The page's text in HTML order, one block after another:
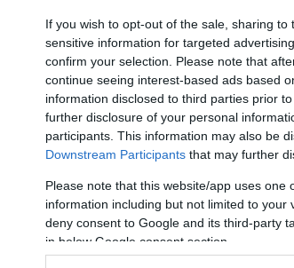
If you wish to opt-out of the sale, sharing
sensitive information for targeted
confirm your selection. Please note that
continue seeing interest-based ads based
information disclosed to third parties prior
further disclosure of your personal
participants. This information may also be
Downstream Participants that may further
Please note that this website/app uses
information including but not limited to
deny consent to Google and its third-party
in below Google consent section.
aszalt fügével, mozzarellával és
(tudjátok, amiben van rukkola, és lila meg